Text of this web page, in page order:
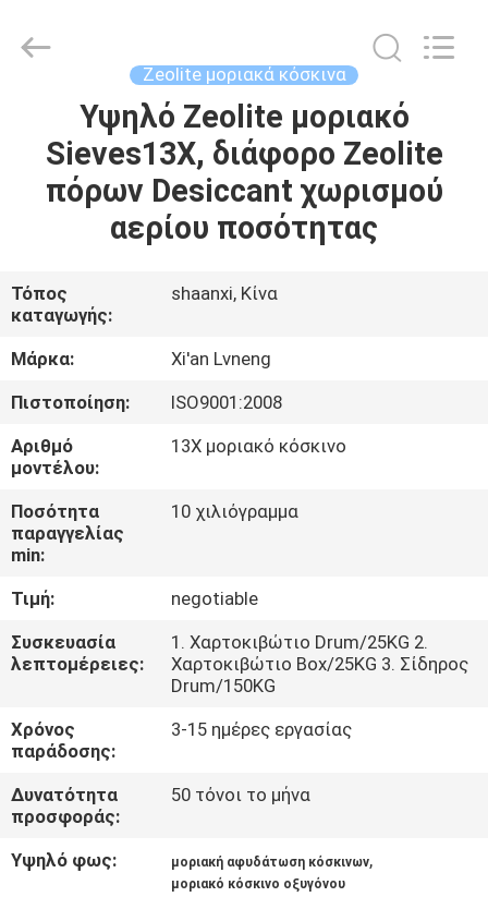
ΑΡΧΙΚΉ
ΠΡΟΪΌΝΤΑ
ΕΚΠΟΜΠΉ
VR
ΣΧΕΤΙΚΆ
ΜΕ
ΕΜΆΣ
ΣΤΟ
ΕΡΓΟΣΤΆΣΙΟ
ΠΟΙΟΤΙΚΌΣ
ΈΛΕΓΧΟΣ
ΕΠΙΚΟΙΝΩΝΉΣΤΕ
ΜΑΖΊ
Technology
Co.,Ltd..
Zeolite μοριακά κόσκινα
Υψηλό Zeolite μοριακό
Sieves13X, διάφορο Zeolite
πόρων Desiccant χωρισμού
αερίου ποσότητας
Τόπος
καταγωγής:
shaanxi, Κίνα
Μάρκα:
Xi'an Lvneng
Πιστοποίηση:
ISO9001:2008
Αριθμό
μοντέλου:
13X μοριακό κόσκινο
Ποσότητα
παραγγελίας
min:
10 χιλιόγραμμα
Τιμή:
negotiable
Συσκευασία
λεπτομέρειες:
1. Χαρτοκιβώτιο Drum/25KG 2.
Χαρτοκιβώτιο Box/25KG 3. Σίδηρος
Drum/150KG
Χρόνος
παράδοσης:
3-15 ημέρες εργασίας
Δυνατότητα
προσφοράς:
50 τόνοι το μήνα
Υψηλό φως: μοριακή αφυδάτωση κόσκινων,
μοριακό κόσκινο οξυγόνου